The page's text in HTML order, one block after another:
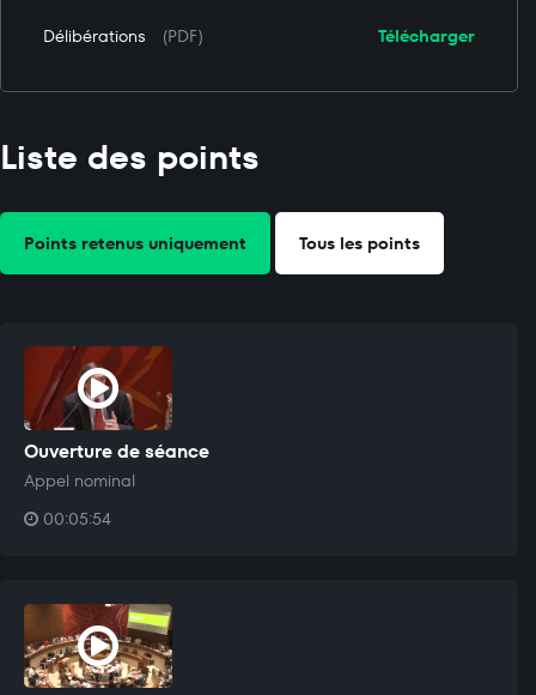
Télécharger
Délibérations (PDF)
Liste des points
Points retenus uniquement Tous les points
Ouverture de séance
Appel nominal
00:05:54